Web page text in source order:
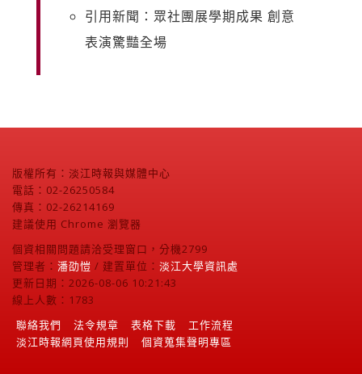
引用新聞：眾社團展學期成果 創意
表演驚豔全場
版權所有：淡江時報與媒體中心
電話：02-26250584
傳真：02-26214169
建議使用 Chrome 瀏覽器
個資相關問題請洽受理窗口，分機2799
管理者： 潘劭愷 / 建置單位： 淡江大學資訊處
更新日期：2026-08-06 10:21:43
線上人數：1783
聯絡我們
法令規章 表格下載
工作流程
淡江時報網頁使用規則
個資蒐集聲明專區